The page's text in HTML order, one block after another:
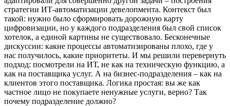
стратегии ИТ-автоматизации девелопмента. Контекст был
такой: нужно было сформировать дорожную карту
цифровизации, но у каждого подразделения был свой список
хотелок, а единой картины не существовало. Бесконечные
дискуссии: какие процессы автоматизированы плохо, где у
нас получилось, какие приоритеты. И мы решили перевернуть
подход: посмотрели на ИТ, не как на техническую функцию, а
как на поставщика услуг. А на бизнес-подразделения – как на
клиентов этого поставщика. Логика простая: вы же как
частное лицо не покупаете ненужные услуги, верно? Так
почему подразделение должно?